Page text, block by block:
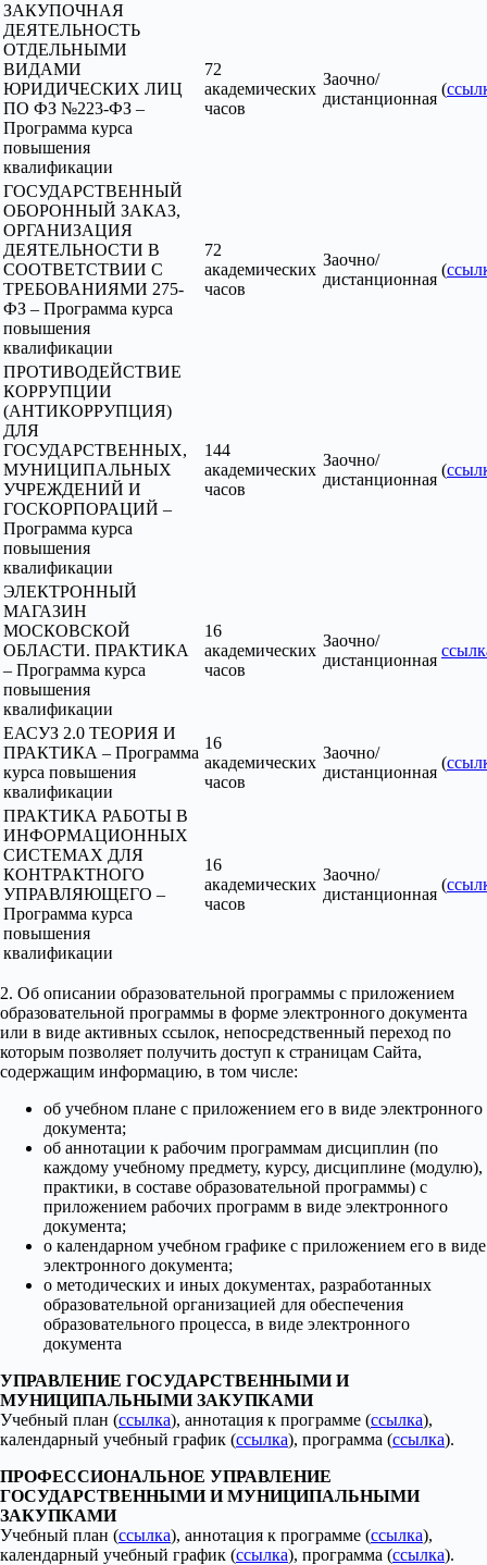
ЗАКУПОЧНАЯ
ДЕЯТЕЛЬНОСТЬ
ОТДЕЛЬНЫМИ
ВИДАМИ
ЮРИДИЧЕСКИХ ЛИЦ
ПО ФЗ №223-ФЗ –
Программа курса
повышения
квалификации
72
академических
часов
Заочно/
дистанционная
(
ГОСУДАРСТВЕННЫЙ
ОБОРОННЫЙ ЗАКАЗ,
ОРГАНИЗАЦИЯ
ДЕЯТЕЛЬНОСТИ В
СООТВЕТСТВИИ С
ТРЕБОВАНИЯМИ 275-
ФЗ – Программа курса
повышения
квалификации
72
академических
часов
Заочно/
дистанционная
(
ПРОТИВОДЕЙСТВИЕ
КОРРУПЦИИ
(АНТИКОРРУПЦИЯ)
ДЛЯ
ГОСУДАРСТВЕННЫХ,
МУНИЦИПАЛЬНЫХ
УЧРЕЖДЕНИЙ И
ГОСКОРПОРАЦИЙ –
Программа курса
повышения
квалификации
144
академических
часов
Заочно/
дистанционная
(
ЭЛЕКТРОННЫЙ
МАГАЗИН
МОСКОВСКОЙ
ОБЛАСТИ. ПРАКТИКА
– Программа курса
повышения
квалификации
16
академических
часов
Заочно/
дистанционная
ЕАСУЗ 2.0 ТЕОРИЯ И
ПРАКТИКА – Программа
курса повышения
квалификации
16
академических
часов
Заочно/
дистанционная
(
ПРАКТИКА РАБОТЫ В
ИНФОРМАЦИОННЫХ
СИСТЕМАХ ДЛЯ
КОНТРАКТНОГО
УПРАВЛЯЮЩЕГО –
Программа курса
повышения
квалификации
16
академических
часов
Заочно/
дистанционная
(
2. Об описании образовательной программы с приложением
образовательной программы в форме электронного документа
или в виде активных ссылок, непосредственный переход по
которым позволяет получить доступ к страницам Сайта,
содержащим информацию, в том числе:
об учебном плане с приложением его в виде электронного
документа;
об аннотации к рабочим программам дисциплин (по
каждому учебному предмету, курсу, дисциплине (модулю),
практики, в составе образовательной программы) с
приложением рабочих программ в виде электронного
документа;
о календарном учебном графике с приложением его в виде
электронного документа;
о методических и иных документах, разработанных
образовательной организацией для обеспечения
образовательного процесса, в виде электронного
документа
УПРАВЛЕНИЕ ГОСУДАРСТВЕННЫМИ И
МУНИЦИПАЛЬНЫМИ ЗАКУПКАМИ
Учебный план (ссылка), аннотация к программе (ссылка),
календарный учебный график (ссылка), программа (ссылка).
ПРОФЕССИОНАЛЬНОЕ УПРАВЛЕНИЕ
ГОСУДАРСТВЕННЫМИ И МУНИЦИПАЛЬНЫМИ
ЗАКУПКАМИ
Учебный план (ссылка), аннотация к программе (ссылка),
календарный учебный график (ссылка), программа (ссылка).